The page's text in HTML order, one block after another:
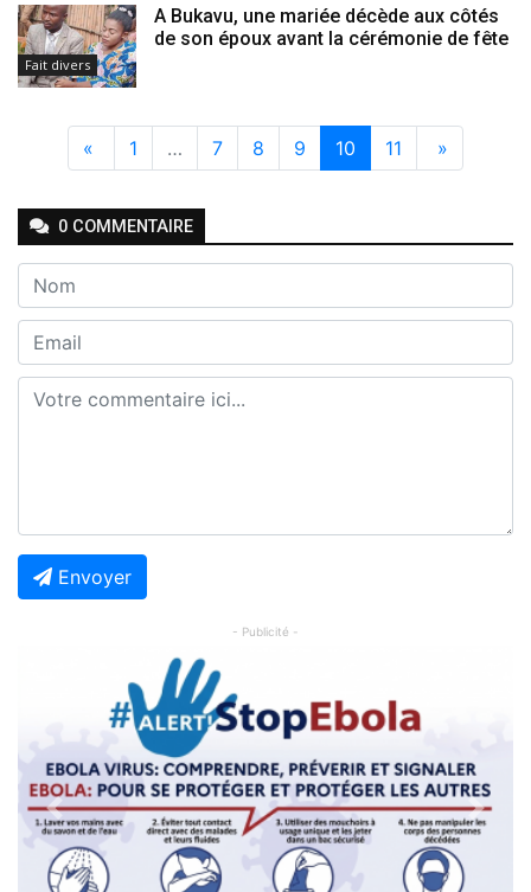
Fait divers
A Bukavu, une mariée décède aux côtés
de son époux avant la cérémonie de fête
« 1 … 7 8 9 10 11 »
0 COMMENTAIRE
Envoyer
- Publicité -
Previous Next